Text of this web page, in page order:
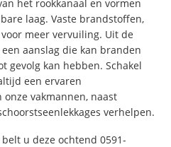
het rookkanaal en vormen
laag. Vaste brandstoffen,
meer vervuiling. Uit de
aanslag die kan branden
gevolg kan hebben. Schakel
een ervaren
vakmannen, naast
verhelpen.
belt u deze ochtend 0591-